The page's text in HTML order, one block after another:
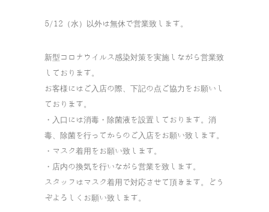
5/12（水）以外は無休で営業致します。
新型コロナウイルス感染対策を実施しながら営業致
しております。
お客様にはご入店の際、下記の点ご協力をお願いし
ております。
・入口には消毒・除菌液を設置しております。消
毒、除菌を行ってからのご入店をお願い致します。
・マスク着用をお願い致します。
・店内の換気を行いながら営業を致します。
スタッフはマスク着用で対応させて頂きます。どう
ぞよろしくお願い致します。